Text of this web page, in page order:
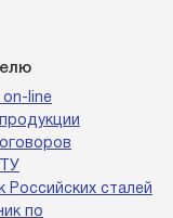
on-line
Российских сталей
по